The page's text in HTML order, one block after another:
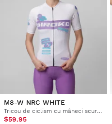
M8-W NRC WHITE
Tricou de ciclism cu mâneci scurte din plasă pentru femei
$59.95